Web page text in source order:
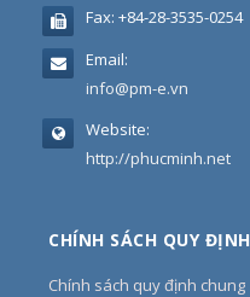
Fax: +84-28-3535-0254
Email:
info@pm-e.vn
Website:
http://phucminh.net
CHÍNH SÁCH QUY ĐỊNH
Chính sách quy định chung